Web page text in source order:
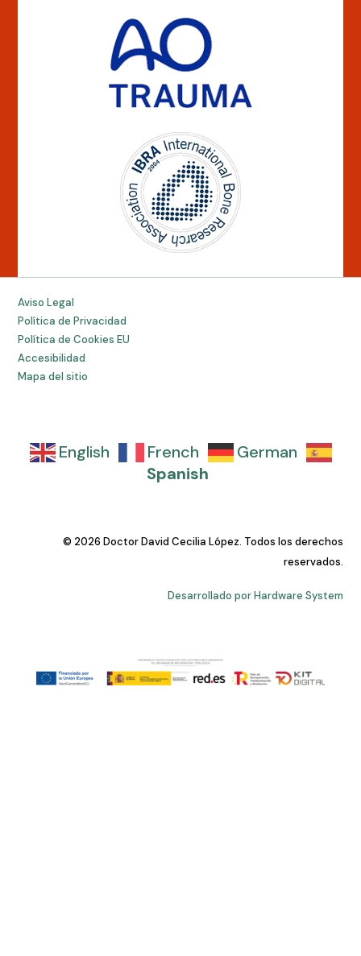
Aviso Legal
Política de Privacidad
Política de Cookies EU
Accesibilidad
Mapa del sitio
English French
German
Spanish
© 2026 Doctor David Cecilia López. Todos los derechos
reservados.
Desarrollado por Hardware System